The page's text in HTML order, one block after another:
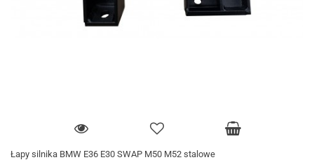
Łapy silnika BMW E36 E30 SWAP M50 M52 stalowe